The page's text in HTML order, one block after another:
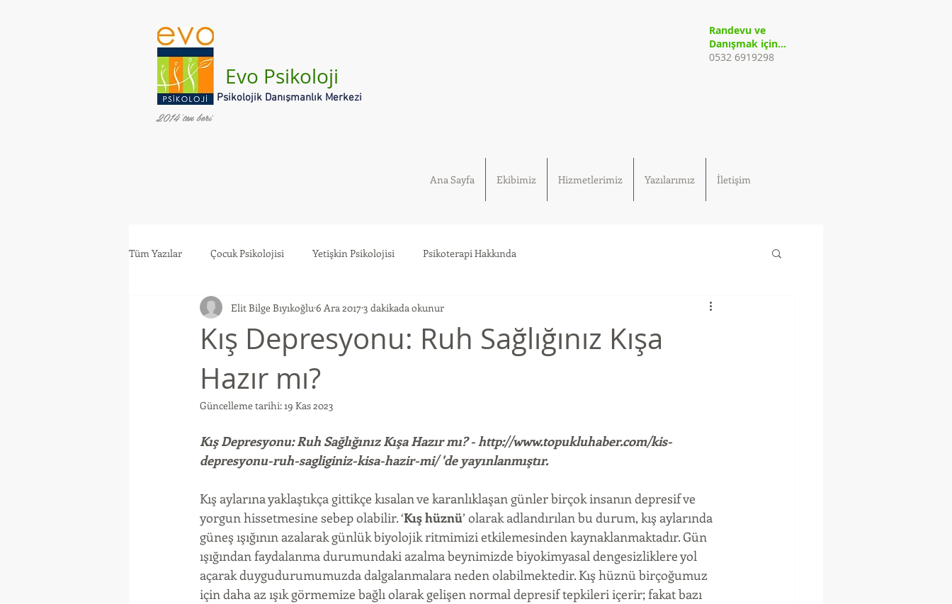
Psikolojik Danışmanlık Merkezi
Evo Psikoloji
2014'ten beri
Randevu ve
Danışmak için...
0532 6919298
Ana Sayfa Ekibimiz Hizmetlerimiz Yazılarımız İletişim
Tüm Yazılar Çocuk Psikolojisi Yetişkin Psikolojisi Psikoterapi Hakkında
Kış Depresyonu: Ruh Sağlığınız Kışa
Hazır mı?
Elit Bilge Bıyıkoğlu 6 Ara 20173 dakikada okunur
Güncelleme tarihi:19 Kas 2023
Kış Depresyonu: Ruh Sağlığınız Kışa Hazır mı? - http://www.topukluhaber.com/kis-
depresyonu-ruh-sagliginiz-kisa-hazir-mi/ 'de yayınlanmıştır.
Kış aylarına yaklaştıkça gittikçe kısalan ve karanlıklaşan günler birçok insanın depresif ve
yorgun hissetmesine sebep olabilir. ‘Kış hüznü’ olarak adlandırılan bu durum, kış aylarında
güneş ışığının azalarak günlük biyolojik ritmimizi etkilemesinden kaynaklanmaktadır. Gün
ışığından faydalanma durumundaki azalma beynimizde biyokimyasal dengesizliklere yol
açarak duygudurumumuzda dalgalanmalara neden olabilmektedir. Kış hüznü birçoğumuz
için daha az ışık görmemize bağlı olarak gelişen normal depresif tepkileri içerir; fakat bazı